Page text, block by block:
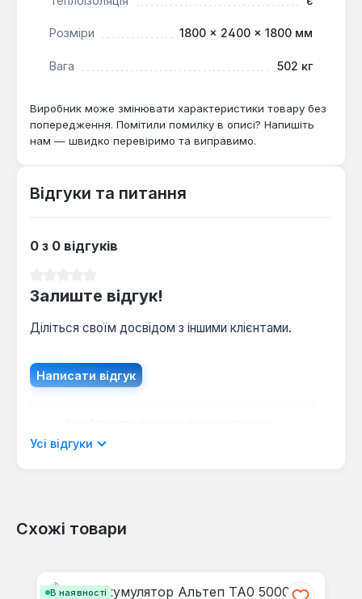
системою опалення, де важливо підвищити
ефективність, економічність та стабільність
роботи котла. Він забезпечує комфортний
температурний режим та значно знижує витрати
Розміри 1800 × 2400 × 1800 мм
Вага 502 кг
Виробник може змінювати характеристики товару без
попередження. Помітили помилку в описі? Напишіть
нам — швидко перевіримо та виправимо.
Відгуки та питання
0 з 0 відгуків
Залиште відгук!
Діліться своїм досвідом з іншими клієнтами.
Написати відгук
мовою.
Відгуків не знайдено. Поділіться
Усі відгуки
Схожі товари
В наявності